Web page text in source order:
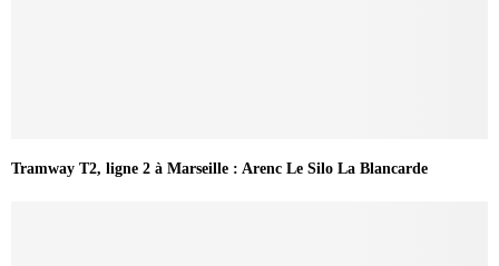
Tramway T2, ligne 2 à Marseille : Arenc Le Silo La Blancarde